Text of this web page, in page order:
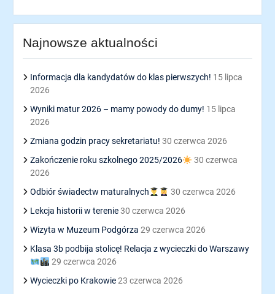
Najnowsze aktualności
Informacja dla kandydatów do klas pierwszych! 15 lipca
2026
Wyniki matur 2026 – mamy powody do dumy! 15 lipca
2026
Zmiana godzin pracy sekretariatu! 30 czerwca 2026
Zakończenie roku szkolnego 2025/2026
30 czerwca
2026
Odbiór świadectw maturalnych
30 czerwca 2026
Lekcja historii w terenie 30 czerwca 2026
Wizyta w Muzeum Podgórza 29 czerwca 2026
Klasa 3b podbija stolicę! Relacja z wycieczki do Warszawy
29 czerwca 2026
Wycieczki po Krakowie 23 czerwca 2026